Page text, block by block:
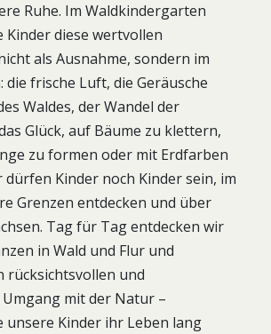
Ruhe. Im Waldkindergarten
diese wertvollen
als Ausnahme, sondern im
die frische Luft, die Geräusche
Waldes, der Wandel der
Glück, auf Bäume zu klettern,
zu formen oder mit Erdfarben
dürfen Kinder noch Kinder sein, im
Grenzen entdecken und über
Tag für Tag entdecken wir
in Wald und Flur und
rücksichtsvollen und
mit der Natur –
unsere Kinder ihr Leben lang